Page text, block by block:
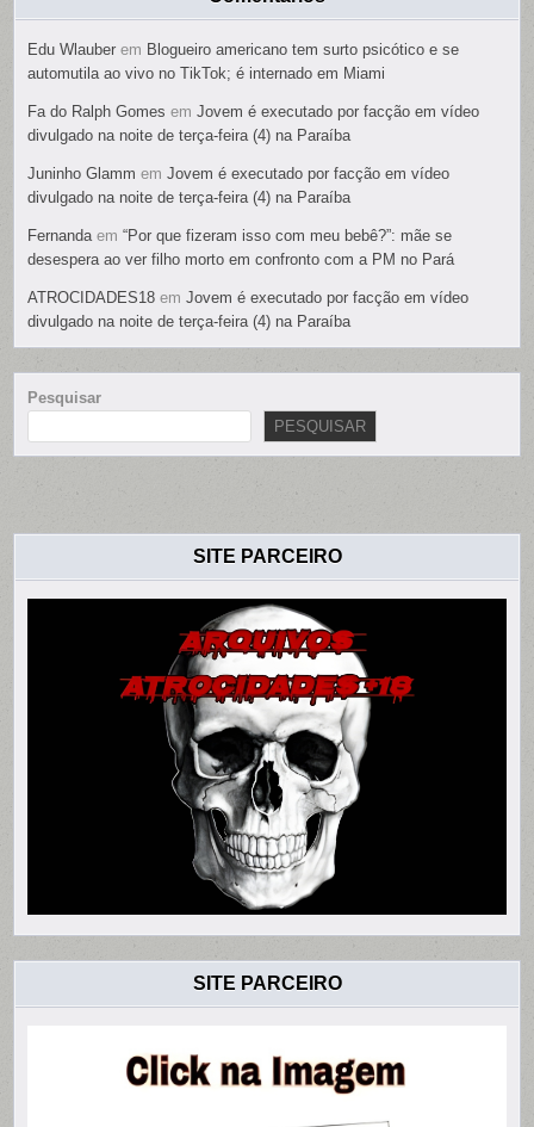
Edu Wlauber em Blogueiro americano tem surto psicótico e se
automutila ao vivo no TikTok; é internado em Miami
Fa do Ralph Gomes emJovem é executado por facção em vídeo
divulgado na noite de terça-feira (4) na Paraíba
Juninho Glamm emJovem é executado por facção em vídeo
divulgado na noite de terça-feira (4) na Paraíba
Fernanda em“Por que fizeram isso com meu bebê?”: mãe se
desespera ao ver filho morto em confronto com a PM no Pará
ATROCIDADES18 emJovem é executado por facção em vídeo
divulgado na noite de terça-feira (4) na Paraíba
Pesquisar
PESQUISAR
SITE PARCEIRO
SITE PARCEIRO